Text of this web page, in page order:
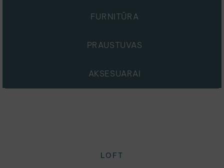
FURNITŪRA
PRAUSTUVAS
AKSESUARAI
LOFT